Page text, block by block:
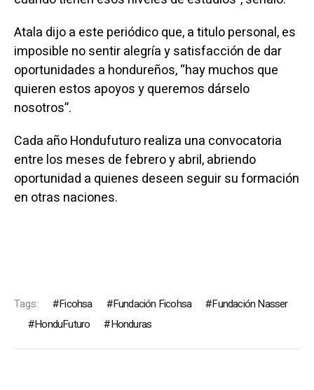
Atala dijo a este periódico que, a titulo personal, es
imposible no sentir alegría y satisfacción de dar
oportunidades a hondureños, “hay muchos que
quieren estos apoyos y queremos dárselo
nosotros”.
Cada año Hondufuturo realiza una convocatoria
entre los meses de febrero y abril, abriendo
oportunidad a quienes deseen seguir su formación
en otras naciones.
Tags: Ficohsa Fundación Ficohsa
Fundación Nasser
HonduFuturo
Honduras